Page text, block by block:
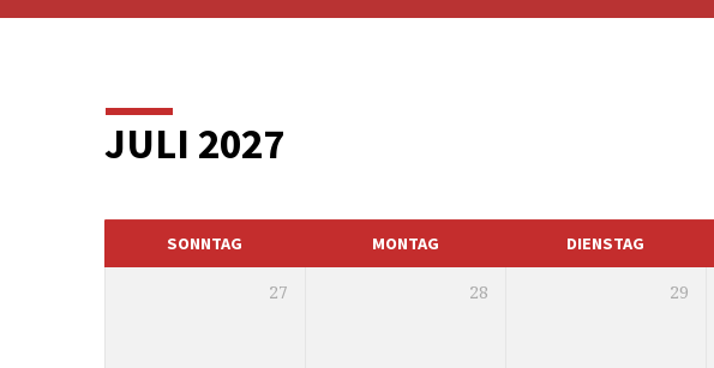
JULI 2027
SONNTAG MONTAG DIENSTAG
27 28 29